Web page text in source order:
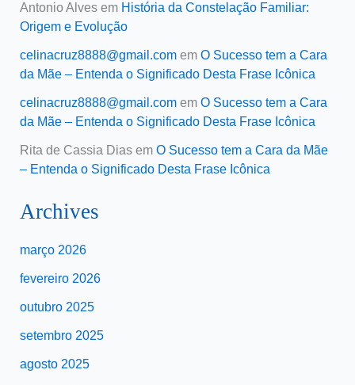
Antonio Alvesem História da Constelação Familiar:
Origem e Evolução
celinacruz8888@gmail.comem O Sucesso tem a Cara
da Mãe – Entenda o Significado Desta Frase Icônica
celinacruz8888@gmail.comem O Sucesso tem a Cara
da Mãe – Entenda o Significado Desta Frase Icônica
Rita de Cassia Diasem O Sucesso tem a Cara da Mãe
– Entenda o Significado Desta Frase Icônica
Archives
março 2026
fevereiro 2026
outubro 2025
setembro 2025
agosto 2025